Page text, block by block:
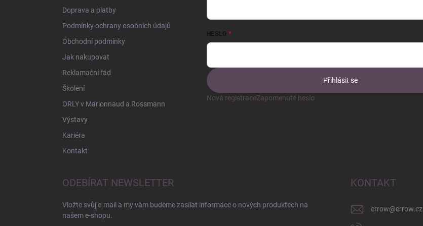
Doprava a platby
Podmínky ochrany osobních údajů
Obchodní podmínky
Jak nakupovat
Reklamační řád
Školení
ORLY v Marionnaud a Rossmann
Výstavy
Kariéra
Kontakt
HESLO
Přihlásit se
Nová registraceZapomenuté heslo
ODEBÍRAT NEWSLETTER
Vložte svůj e-mail a my vám budeme zasílat informace o nových produktech na
našem e-shopu.
KONTAKT
errow@errow.cz